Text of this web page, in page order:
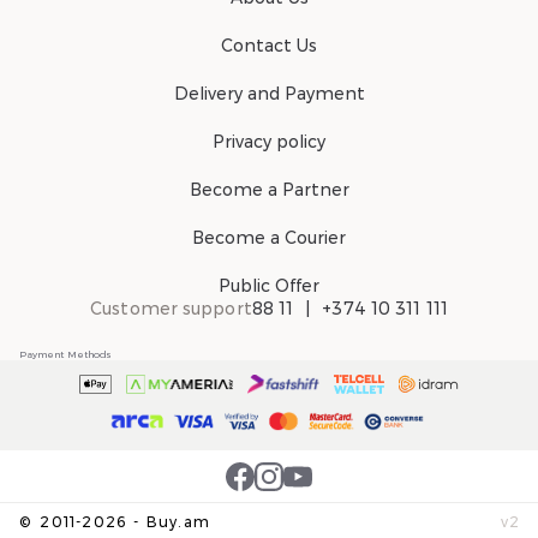
Contact Us
Delivery and Payment
Privacy policy
Become a Partner
Become a Courier
Public Offer
Customer support88 11 +374 10 311 111
© 2011-2026 - Buy.am v2
Payment Methods